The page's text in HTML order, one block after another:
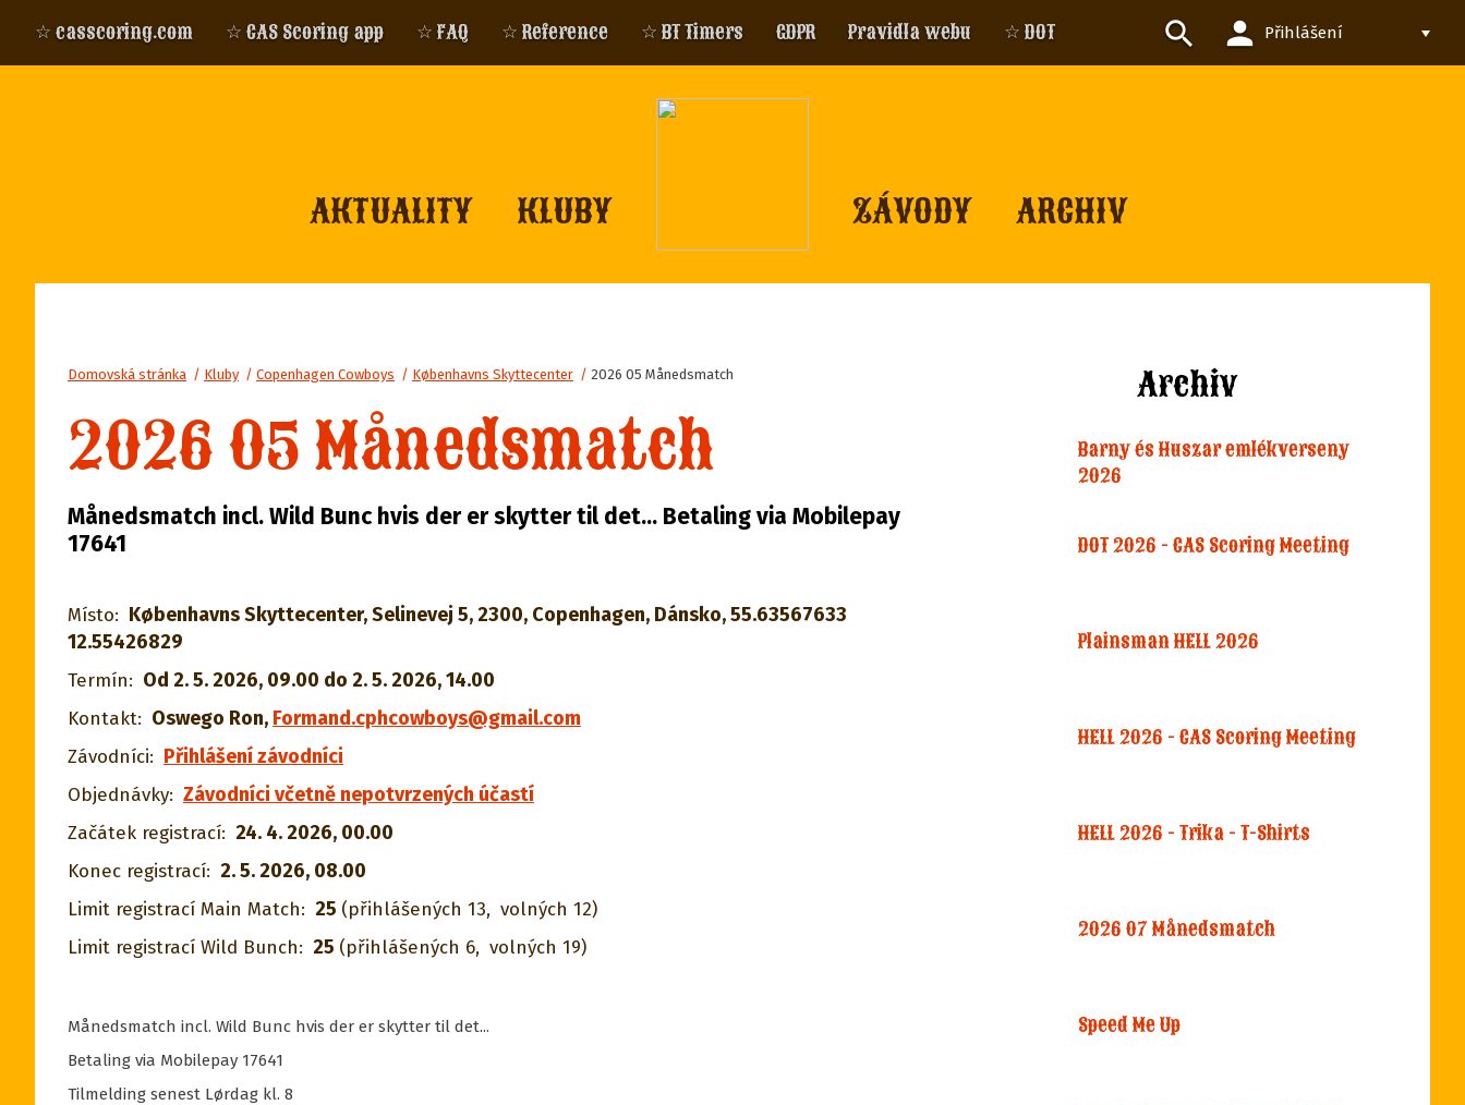
search person Přihlášení
☆ casscoring.com ☆ CAS Scoring app ☆ FAQ ☆ Reference ☆ BT Timers GDPR Pravidla webu ☆ DOT
KLUBY
AKTUALITY ZÁVODY ARCHIV
Domovská stránka / Kluby / Copenhagen Cowboys / Københavns Skyttecenter / 2026 05 Månedsmatch
2026 05 Månedsmatch
Månedsmatch incl. Wild Bunc hvis der er skytter til det... Betaling via Mobilepay
17641
Místo: Københavns Skyttecenter, Selinevej 5, 2300, Copenhagen, Dánsko, 55.63567633
12.55426829
Termín: Od 2. 5. 2026, 09.00 do 2. 5. 2026, 14.00
Kontakt: Oswego Ron, Formand.cphcowboys@gmail.com
Závodníci: Přihlášení závodníci
Objednávky: Závodníci včetně nepotvrzených účastí
Začátek registrací: 24. 4. 2026, 00.00
Konec registrací: 2. 5. 2026, 08.00
Limit registrací Main Match: 25 (přihlášených 13, volných 12)
Limit registrací Wild Bunch: 25 (přihlášených 6, volných 19)
Månedsmatch incl. Wild Bunc hvis der er skytter til det...
Betaling via Mobilepay 17641
Tilmelding senest Lørdag kl. 8
Archiv
Barny és Huszar emlékverseny
2026
DOT 2026 - CAS Scoring Meeting
Plainsman HELL 2026
HELL 2026 - CAS Scoring Meeting
HELL 2026 - Trika - T-Shirts
2026 07 Månedsmatch
Speed Me Up